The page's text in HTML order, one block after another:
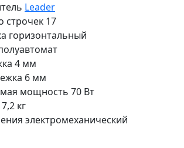
Leader
строчек 17
горизонтальный
4 мм
6 мм
мощность 70 Вт
7,2 кг
электромеханический